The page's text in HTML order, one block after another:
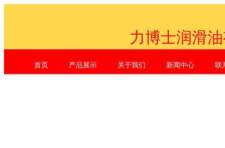
力博士润滑
Shenzhen Li Dr. Industrial Co.,
首页 产品展示 关于我们 新闻中心 联